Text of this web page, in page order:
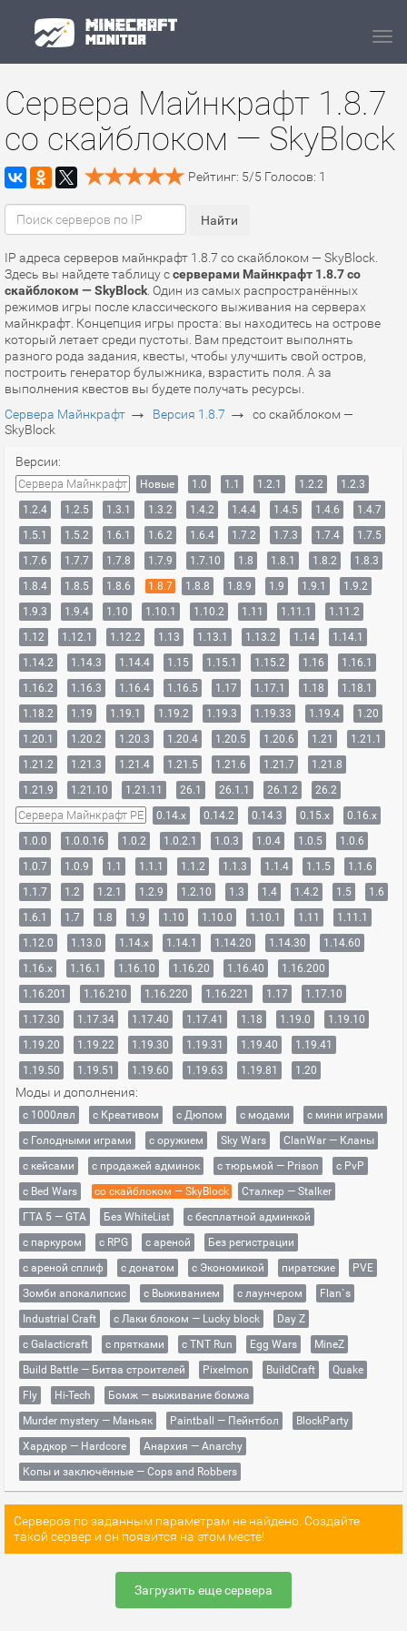
Сервера Майнкрафт 1.8.7
со скайблоком — SkyBlock
Рейтинг: 5/5 Голосов: 1
IP адреса серверов майнкрафт 1.8.7 со скайблоком — SkyBlock.
Здесь вы найдете таблицу ссерверами Майнкрафт 1.8.7 со
скайблоком — SkyBlock . Один из самых распространённых
режимов игры после классического выживания на серверах
майнкрафт. Концепция игры проста: вы находитесь на острове
который летает среди пустоты. Вам предстоит выполнять
разного рода задания, квесты, чтобы улучшить свой остров,
построить генератор булыжника, взрастить поля. А за
выполнения квестов вы будете получать ресурсы.
Сервера Майнкрафт → Версия 1.8.7 →
со скайблоком —
SkyBlock
Версии:
Сервера Майнкрафт Новые 1.0 1.1 1.2.1 1.2.2
1.2.3
1.2.4
1.2.5 1.3.1 1.3.2 1.4.2 1.4.4 1.4.5 1.4.6
1.4.7
1.5.1
1.5.2 1.6.1 1.6.2 1.6.4 1.7.2 1.7.3 1.7.4
1.7.5
1.7.6
1.7.7 1.7.8 1.7.9 1.7.10 1.8 1.8.1 1.8.2
1.8.3
1.8.4
1.8.5 1.8.6 1.8.7 1.8.8 1.8.9 1.9 1.9.1
1.9.2
1.9.3
1.9.4 1.10 1.10.1 1.10.2 1.11 1.11.1
1.11.2
1.12
1.12.1 1.12.2 1.13 1.13.1 1.13.2 1.14
1.14.1
1.14.2
1.14.3 1.14.4 1.15 1.15.1 1.15.2 1.16
1.16.1
1.16.2
1.16.3 1.16.4 1.16.5 1.17 1.17.1 1.18
1.18.1
1.18.2
1.19 1.19.1 1.19.2 1.19.3 1.19.33 1.19.4
1.20
1.20.1
1.20.2 1.20.3 1.20.4 1.20.5 1.20.6 1.21
1.21.1
1.21.2
1.21.3 1.21.4 1.21.5 1.21.6 1.21.7
1.21.8
1.21.9
1.21.10 1.21.11 26.1 26.1.1 26.1.2 26.2
Сервера Майнкрафт PE 0.14.x 0.14.2 0.14.3 0.15.x
0.16.x
1.0.0
1.0.0.16 1.0.2 1.0.2.1 1.0.3 1.0.4 1.0.5
1.0.6
1.0.7
1.0.9 1.1 1.1.1 1.1.2 1.1.3 1.1.4 1.1.5
1.1.6
1.1.7
1.2 1.2.1 1.2.9 1.2.10 1.3 1.4 1.4.2 1.5
1.6
1.6.1
1.7 1.8 1.9 1.10 1.10.0 1.10.1 1.11
1.11.1
1.12.0
1.13.0 1.14.x 1.14.1 1.14.20 1.14.30
1.14.60
1.16.x
1.16.1 1.16.10 1.16.20 1.16.40
1.16.200
1.16.201
1.16.210 1.16.220 1.16.221 1.17
1.17.10
1.17.30
1.17.34 1.17.40 1.17.41 1.18 1.19.0
1.19.10
1.19.20
1.19.22 1.19.30 1.19.31 1.19.40
1.19.41
1.19.50
1.19.51 1.19.60 1.19.63 1.19.81 1.20
Моды и дополнения:
с 1000лвл c Креативом с Дюпом с модами
с мини играми
с Голодными играми
с оружием Sky Wars
ClanWar — Кланы
с кейсами
с продажей админок с тюрьмой — Prison
с PvP
с Bed Wars
со скайблоком — SkyBlock
Сталкер — Stalker
ГТА 5 — GTA
Без WhiteList
с бесплатной админкой
с паркуром
с RPG с ареной
Без регистрации
с ареной сплиф
с донатом с Экономикой пиратские
PVE
Зомби апокалипсис
с Выживанием с лаунчером
Flan`s
Industrial Craft
с Лаки блоком — Lucky block
Day Z
с Galacticraft
с прятками с TNT Run Egg Wars
MineZ
Build Battle — Битва строителей
Pixelmon BuildCraft
Quake
Fly
Hi-Tech
Бомж — выживание бомжа
Murder mystery — Маньяк
Paintball — Пейнтбол
BlockParty
Хардкор — Hardcore
Анархия — Anarchy
Копы и заключённые — Cops and Robbers
Серверов по заданным параметрам не найдено. Создайте
такой сервер и он появится на этом месте!
Загрузить еще сервера